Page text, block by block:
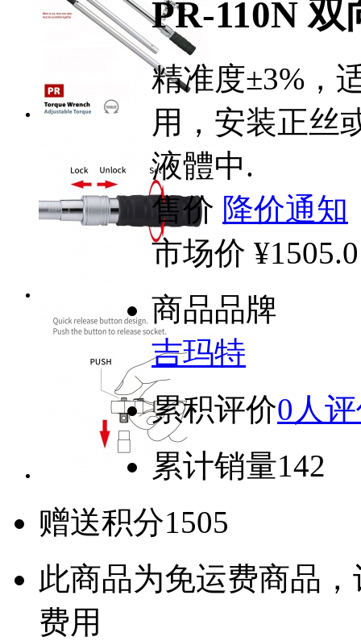
PR-110N
精准度±3%，
用，安装正丝
液體中.
售价 降价通知
市场价 ¥1505.0
商品品牌
吉玛特
累积评价0人
累计销量142
赠送积分1505
此商品为免运费商品
费用